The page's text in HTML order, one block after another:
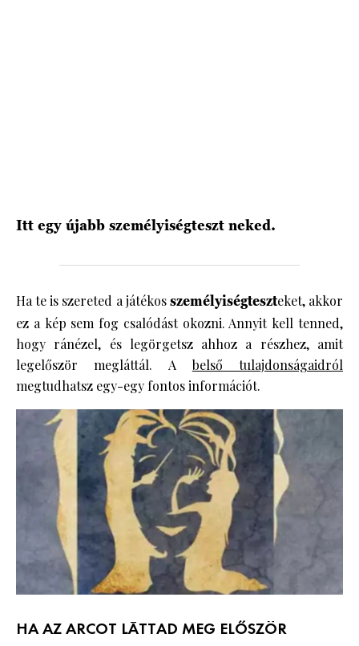
Itt egy újabb személyiségteszt neked.
Ha te is szereted a játékosszemélyiségteszteket, akkor
ez a kép sem fog csalódást okozni. Annyit kell tenned,
hogy ránézel, és legörgetsz ahhoz a részhez, amit
legelőször megláttál. A belső tulajdonságaidról
megtudhatsz egy-egy fontos információt.
HA AZ ARCOT LÁTTAD MEG ELŐSZÖR